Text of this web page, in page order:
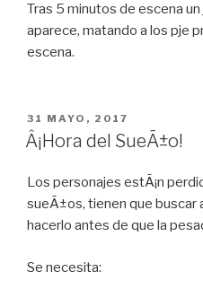
Tras 5 minutos de escena
aparece, matando a los pje
escena.
PUBLICADO
EN
31 MAYO, 2017
Â¡Hora del SueÃ±o!
Los personajes estÃ¡n
sueÃ±os, tienen que
hacerlo antes de que la
Se necesita: